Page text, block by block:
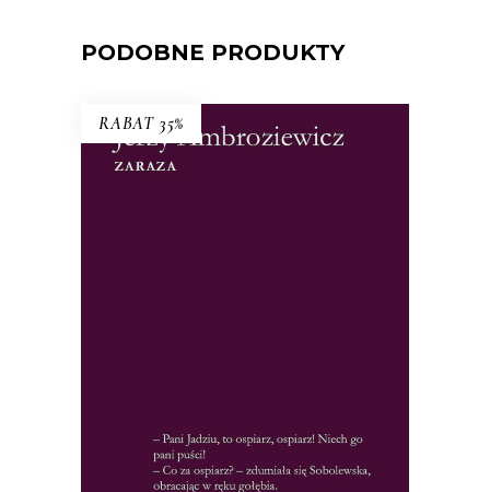
PODOBNE PRODUKTY
RABAT 35%
KSIĄŻKA DO KOSZYKA